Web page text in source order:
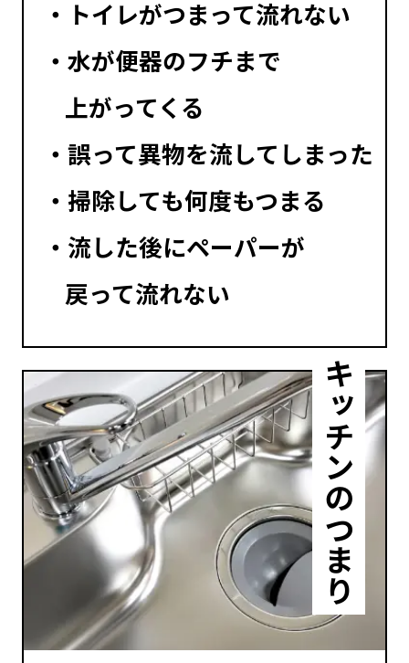
スエリア
ンタビュー
▶正社員登用 一次審査応募フォーム
カレンダー
プライバシーポリシー
トイレがつまって流れない
水が便器のフチまで
上がってくる
誤って異物を流してしまった
掃除しても何度もつまる
流した後にペーパーが
戻って流れない
キッチンのつまり